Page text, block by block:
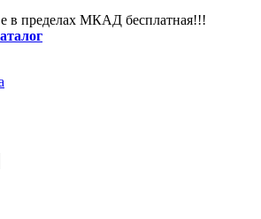
в пределах МКАД бесплатная!!!